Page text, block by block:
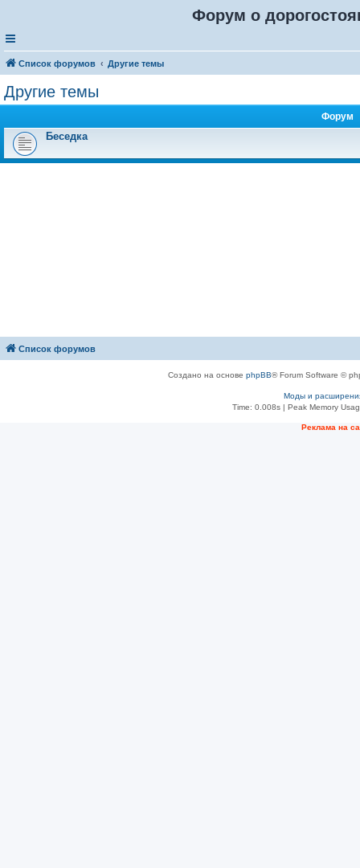
Форум о
Список форумов Другие темы
Другие темы
Форум
Беседка
Список форумов
Создано на основе phpBB® Forum Software ©
Моды и
Time: 0.008s| Peak Memory
Рeклама на